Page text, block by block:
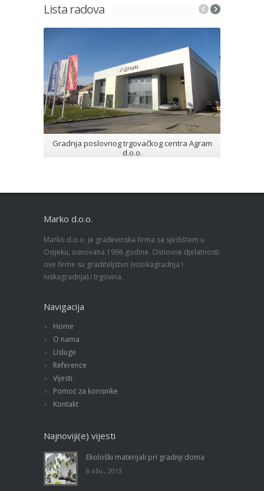
Lista radova
Gradnja poslovnog trgovačkog centra Agram
d.o.o.
Marko d.o.o.
Marko d.o.o. je građevinska firma sa sjedištem u
Osijeku, osnovana 1996 godine. Osnovne djelatnosti
ove firme su graditeljstvo (visokagradnja i
niskagradnja) i trgovina.
Navigacija
Home
O nama
Usluge
Reference
Vijesti
Pomoć za korisnike
Kontakt
Najnoviji(e) vijesti
Ekološki materijali pri gradnji doma
8 ožu., 2013